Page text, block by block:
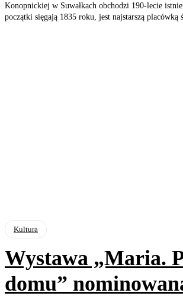
Konopnickiej w Suwałkach obchodzi 190-lecie
początki sięgają 1835 roku, jest najstarszą placówką
Kultura
Wystawa „Maria.
domu”